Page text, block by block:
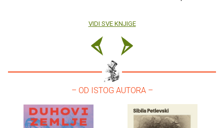
VIDI SVE KNJIGE
– OD ISTOG AUTORA –